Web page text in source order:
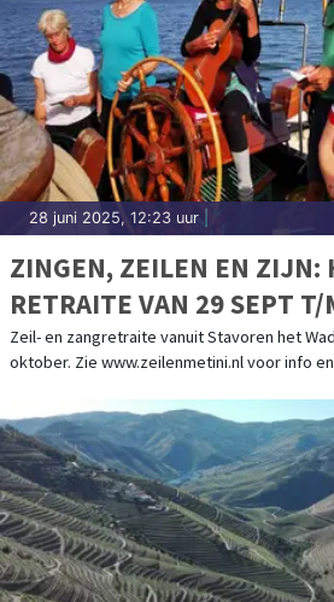
28 juni 2025, 12:23 uur
ZINGEN, ZEILEN EN ZIJN:
RETRAITE VAN 29 SEPT T/
Zeil- en zangretraite vanuit Stavoren het
oktober. Zie www.zeilenmetini.nl voor info